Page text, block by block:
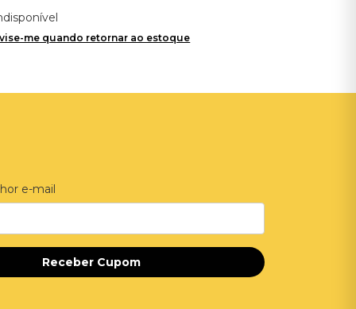
me quando retornar ao estoque
e-mail
Receber Cupom